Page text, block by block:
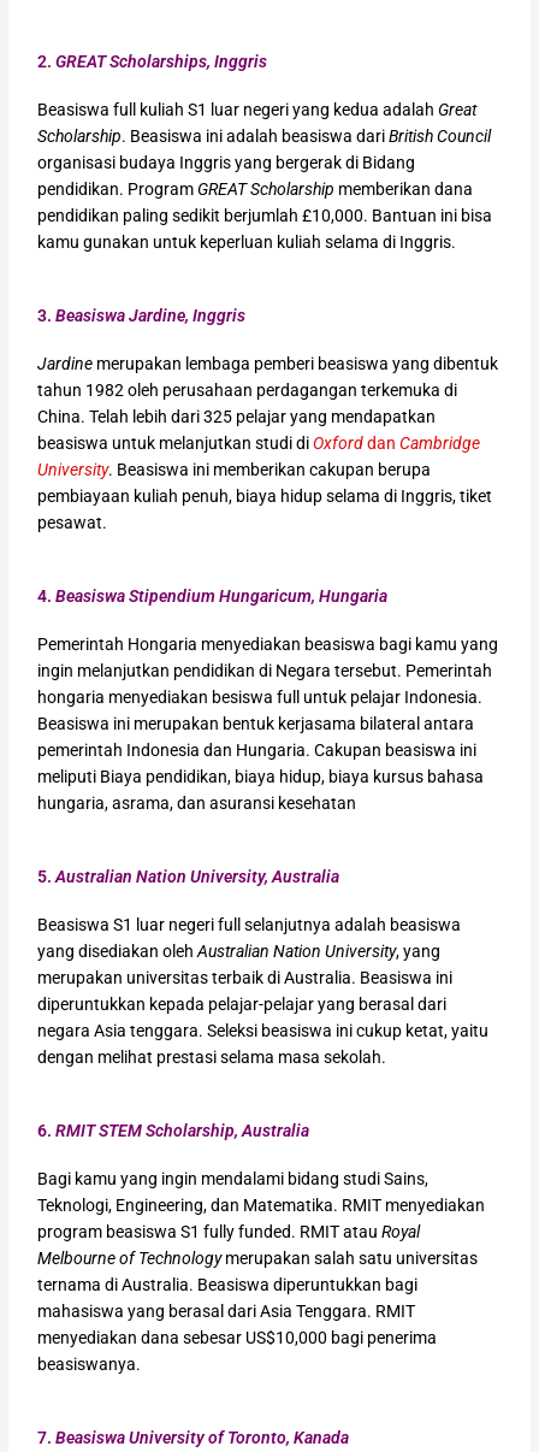
2.GREAT Scholarships, Inggris
Beasiswa full kuliah S1 luar negeri yang kedua adalah Great
Scholarship. Beasiswa ini adalah beasiswa dariBritish Council
organisasi budaya Inggris yang bergerak di Bidang
pendidikan. Program GREAT Scholarship memberikan dana
pendidikan paling sedikit berjumlah £10,000. Bantuan ini bisa
kamu gunakan untuk keperluan kuliah selama di Inggris.
3.Beasiswa Jardine, Inggris
Jardine merupakan lembaga pemberi beasiswa yang dibentuk
tahun 1982 oleh perusahaan perdagangan terkemuka di
China. Telah lebih dari 325 pelajar yang mendapatkan
beasiswa untuk melanjutkan studi diOxforddanCambridge
University. Beasiswa ini memberikan cakupan berupa
pembiayaan kuliah penuh, biaya hidup selama di Inggris, tiket
pesawat.
4.Beasiswa Stipendium Hungaricum, Hungaria
Pemerintah Hongaria menyediakan beasiswa bagi kamu yang
ingin melanjutkan pendidikan di Negara tersebut. Pemerintah
hongaria menyediakan besiswa full untuk pelajar Indonesia.
Beasiswa ini merupakan bentuk kerjasama bilateral antara
pemerintah Indonesia dan Hungaria. Cakupan beasiswa ini
meliputi Biaya pendidikan, biaya hidup, biaya kursus bahasa
hungaria, asrama, dan asuransi kesehatan
5.Australian Nation University, Australia
Beasiswa S1 luar negeri full selanjutnya adalah beasiswa
yang disediakan olehAustralian Nation University, yang
merupakan universitas terbaik di Australia. Beasiswa ini
diperuntukkan kepada pelajar-pelajar yang berasal dari
negara Asia tenggara. Seleksi beasiswa ini cukup ketat, yaitu
dengan melihat prestasi selama masa sekolah.
6.RMIT STEM Scholarship, Australia
Bagi kamu yang ingin mendalami bidang studi Sains,
Teknologi, Engineering, dan Matematika. RMIT menyediakan
program beasiswa S1 fully funded. RMIT atauRoyal
Melbourne of Technologymerupakan salah satu universitas
ternama di Australia. Beasiswa diperuntukkan bagi
mahasiswa yang berasal dari Asia Tenggara. RMIT
menyediakan dana sebesar US$10,000 bagi penerima
beasiswanya.
7.Beasiswa University of Toronto, Kanada